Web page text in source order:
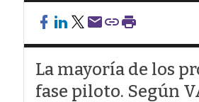
La mayoría de los
fase piloto. Según